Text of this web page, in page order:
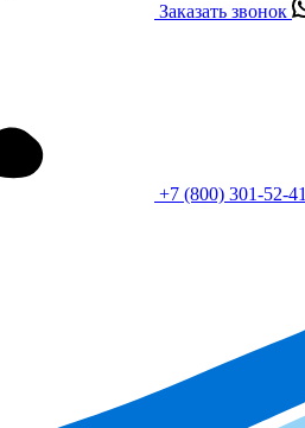
Заказать звонок
+7 (800) 301-52-41